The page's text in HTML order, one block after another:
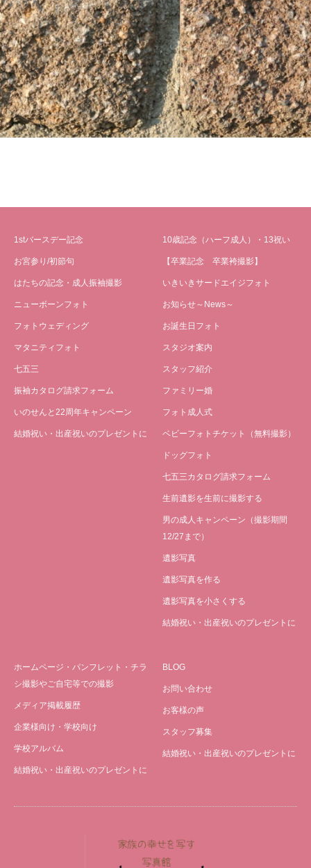
1stバースデー記念
お宮参り/初節句
はたちの記念・成人振袖撮影
ニューボーンフォト
フォトウェディング
マタニティフォト
七五三
振袖カタログ請求フォーム
いのせんと22周年キャンペーン
結婚祝い・出産祝いのプレゼントに
10歳記念（ハーフ成人）・13祝い
【卒業記念 卒業袴撮影】
いきいきサードエイジフォト
お知らせ～News～
お誕生日フォト
スタジオ案内
スタッフ紹介
ファミリー婚
フォト成人式
ベビーフォトチケット（無料撮影）
ドッグフォト
七五三カタログ請求フォーム
生前遺影を生前に撮影する
男の成人キャンペーン（撮影期間
12/27まで）
遺影写真
遺影写真を作る
遺影写真を小さくする
結婚祝い・出産祝いのプレゼントに
ホームページ・パンフレット・チラ
シ撮影やご自宅等での撮影
メディア掲載履歴
企業様向け・学校向け
学校アルバム
結婚祝い・出産祝いのプレゼントに
BLOG
お問い合わせ
お客様の声
スタッフ募集
結婚祝い・出産祝いのプレゼントに